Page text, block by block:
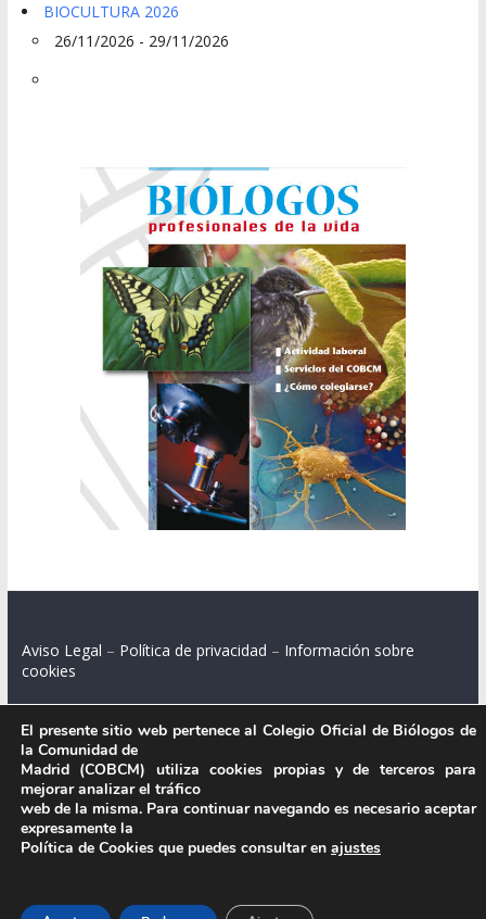
BIOCULTURA 2026
26/11/2026 - 29/11/2026
Aviso Legal – Política de privacidad – Información sobre
cookies
Colegio Oficial de Biólogos de la Comunidad de Madrid.
C/ Santa Engracia 108, 2º int.izq. 28003 Madrid.
El presente sitio web pertenece al Colegio Oficial de Biólogos de
la Comunidad de
Madrid (COBCM) utiliza cookies propias y de terceros para
mejorar analizar el tráfico
web de la misma. Para continuar navegando es necesario aceptar
expresamente la
Política de Cookies que puedes consultar en ajustes